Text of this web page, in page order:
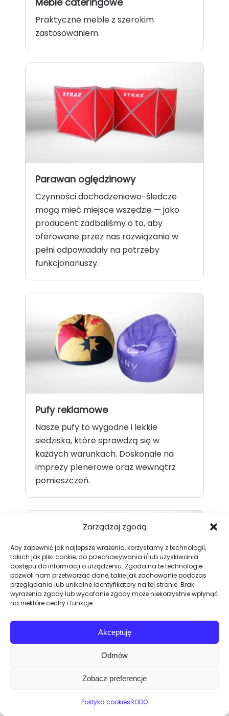
Zarządzaj zgodą
Aby zapewnić jak najlepsze wrażenia, korzystamy z technologii,
takich jak pliki cookie, do przechowywania i/lub uzyskiwania
dostępu do informacji o urządzeniu. Zgoda na te technologie
pozwoli nam przetwarzać dane, takie jak zachowanie podczas
przeglądania lub unikalne identyfikatory na tej stronie. Brak
wyrażenia zgody lub wycofanie zgody może niekorzystnie wpłynąć
na niektóre cechy i funkcje.
Akceptuję
Odmów
Zobacz preferencje
Polityka cookiesRODO
Praktyczne meble z szerokim
zastosowaniem.
Parawan oględzinowy
Czynności dochodzeniowo-śledcze
mogą mieć miejsce wszędzie — jako
producent zadbaliśmy o to, aby
oferowane przez nas rozwiązania w
pełni odpowiadały na potrzeby
funkcjonariuszy.
Pufy reklamowe
Nasze pufy to wygodne i lekkie
siedziska, które sprawdzą się w
każdych warunkach. Doskonałe na
imprezy plenerowe oraz wewnątrz
pomieszczeń.
Słupy reklamowe
Dmuchane słupy reklamowe to
dodatek, dzięki któremu promocja